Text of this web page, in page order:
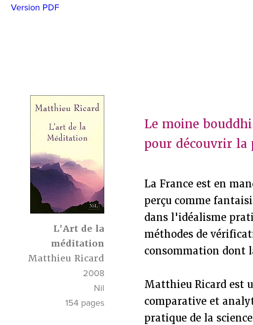
Version PDF
L'Art de la
méditation
Matthieu Ricard
2008
Nil
154 pages
Le moine
pour découvrir la
La France est en
perçu comme
dans l'idéalisme
méthodes de
consommation dont
Matthieu Ricard est
comparative et
pratique de la